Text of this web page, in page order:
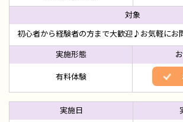
初心者から経験者の方まで大歓迎♪お気軽にお
有料体験